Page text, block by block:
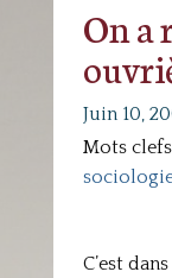
On a
Juin 10,
Mots clefs
C’est dans